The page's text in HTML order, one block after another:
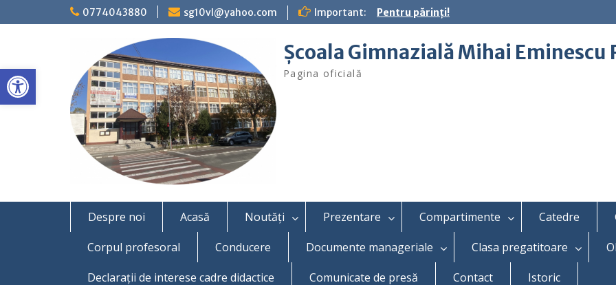
Deschide bara de unelte
to
0774043880 sg10vl@yahoo.com Important: Pentru părinţi!
Şcoala Gimnazială Mihai Eminescu
Pagina oficială
Despre noi Acasă Noutăți Prezentare Compartimente Catedre
Corpul profesoral
Conducere Documente manageriale Clasa pregatitoare
Declaraţii de interese cadre didactice
Comunicate de presă Contact Istoric